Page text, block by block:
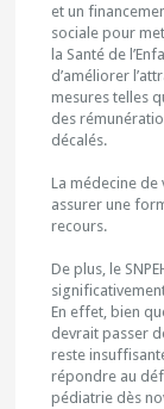
et un
sociale pour
la Santé de
d’améliorer
mesures telles
des
décalés.
La médecine
assurer une
recours.
De plus, le
En effet, bien
devrait passer
reste
répondre au
pédiatrie dès